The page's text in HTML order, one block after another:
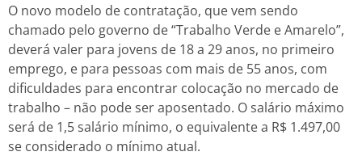
O novo modelo de contratação, que vem sendo
chamado pelo governo de “Trabalho Verde e Amarelo”,
deverá valer para jovens de 18 a 29 anos, no primeiro
emprego, e para pessoas com mais de 55 anos, com
dificuldades para encontrar colocação no mercado de
trabalho – não pode ser aposentado. O salário máximo
será de 1,5 salário mínimo, o equivalente a R$ 1.497,00
se considerado o mínimo atual.